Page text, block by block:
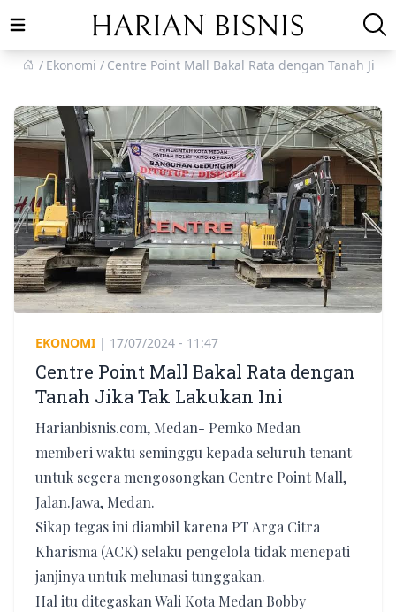
Open main menu
Ekonomi
Centre Point Mall Bakal Rata dengan Tanah Jika
EKONOMI | 17/07/2024 - 11:47
Centre Point Mall Bakal Rata dengan
Tanah Jika Tak Lakukan Ini
Harianbisnis.com, Medan- Pemko Medan
memberi waktu seminggu kepada seluruh tenant
untuk segera mengosongkan Centre Point Mall,
Jalan.Jawa, Medan.
Sikap tegas ini diambil karena PT Arga Citra
Kharisma (ACK) selaku pengelola tidak menepati
janjinya untuk melunasi tunggakan.
Hal itu ditegaskan Wali Kota Medan Bobby